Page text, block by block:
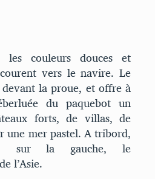
les couleurs douces et
vers le navire. Le
la proue, et offre à
du paquebot un
forts, de villas, de
une mer pastel. A tribord,
sur la gauche, le
l’Asie.